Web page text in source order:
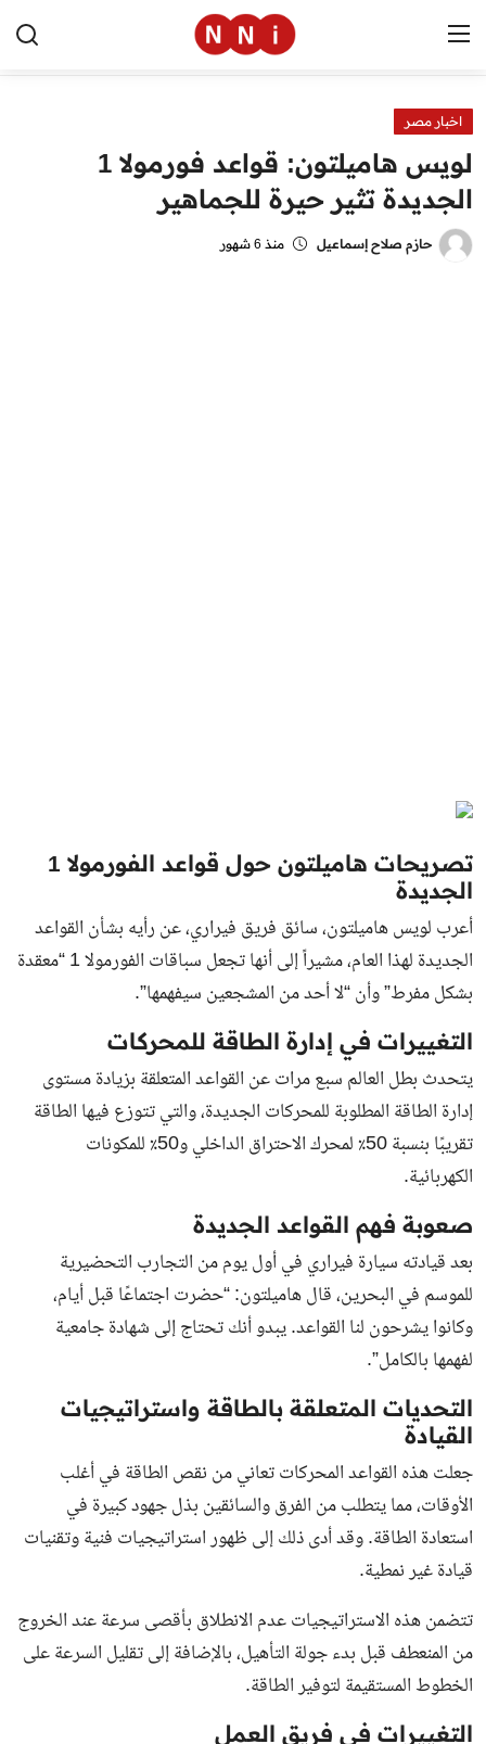
الرئيسية
اخبار مصر
العالم
اخبار مصر
لويس هاميلتون: قواعد فورمولا 1
الجديدة تثير حيرة للجماهير
حازم صلاح إسماعيل منذ 6 شهور
تصريحات هاميلتون حول قواعد الفورمولا 1
الجديدة
أعرب لويس هاميلتون، سائق فريق فيراري، عن رأيه بشأن القواعد
الجديدة لهذا العام، مشيراً إلى أنها تجعل سباقات الفورمولا 1 “معقدة
بشكل مفرط” وأن “لا أحد من المشجعين سيفهمها”.
التغييرات في إدارة الطاقة للمحركات
يتحدث بطل العالم سبع مرات عن القواعد المتعلقة بزيادة مستوى
إدارة الطاقة المطلوبة للمحركات الجديدة، والتي تتوزع فيها الطاقة
تقريبًا بنسبة 50٪ لمحرك الاحتراق الداخلي و50٪ للمكونات
الكهربائية.
صعوبة فهم القواعد الجديدة
بعد قيادته سيارة فيراري في أول يوم من التجارب التحضيرية
للموسم في البحرين، قال هاميلتون: “حضرت اجتماعًا قبل أيام،
وكانوا يشرحون لنا القواعد. يبدو أنك تحتاج إلى شهادة جامعية
لفهمها بالكامل”.
التحديات المتعلقة بالطاقة واستراتيجيات
القيادة
جعلت هذه القواعد المحركات تعاني من نقص الطاقة في أغلب
الأوقات، مما يتطلب من الفرق والسائقين بذل جهود كبيرة في
استعادة الطاقة. وقد أدى ذلك إلى ظهور استراتيجيات فنية وتقنيات
قيادة غير نمطية.
تتضمن هذه الاستراتيجيات عدم الانطلاق بأقصى سرعة عند الخروج
من المنعطف قبل بدء جولة التأهيل، بالإضافة إلى تقليل السرعة على
الخطوط المستقيمة لتوفير الطاقة.
التغييرات في فريق العمل